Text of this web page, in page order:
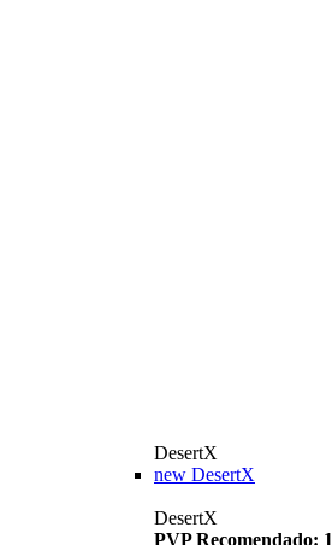
DesertX
new DesertX
DesertX
PVP Recomendado: